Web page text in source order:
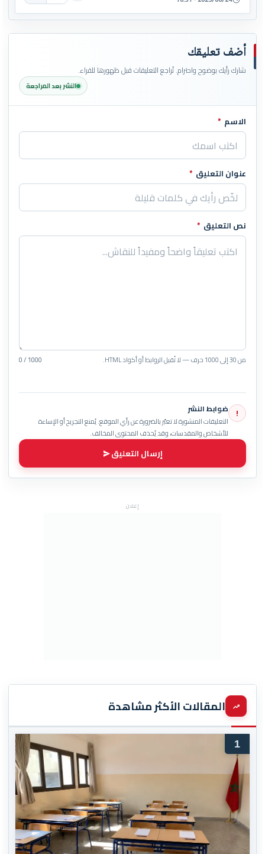
أضف تعليقك
شارك رأيك بوضوح واحترام. تُراجع التعليقات قبل ظهورها للقراء.
النشر بعد المراجعة
اترك هذا الحقل فارغاً
الاسم *
عنوان التعليق *
نص التعليق *
من 30 إلى 1000 حرف — لا تُقبل الروابط أو أكواد HTML. 0 / 1000
! ضوابط النشر
التعليقات المنشورة لا تعبّر بالضرورة عن رأي الموقع. يُمنع التجريح أو الإساءة
للأشخاص والمقدسات، وقد يُحذف المحتوى المخالف.
إرسال التعليق
إعلان
المقالات الأكثر مشاهدة
1